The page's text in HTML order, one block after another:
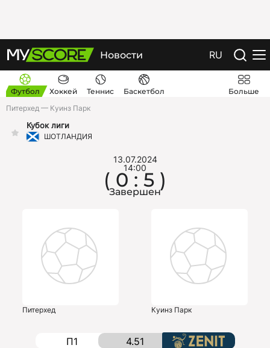
Новости RU
Футбол Хоккей Теннис Баскетбол
Больше
Питерхед — Куинз Парк
ШОТЛАНДИЯ
Кубок лиги
Питерхед
13.07.2024
14:00
( 0 : 5 )
Завершен
Куинз Парк
П1 4.51